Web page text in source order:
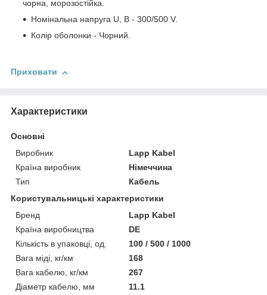
чорна, морозостійка.
Номінальна напруга U, В - 300/500 V.
Колір оболонки - Чорний.
Приховати
Характеристики
Основні
Виробник
Lapp Kabel
Країна виробник
Німеччина
Тип
Кабель
Користувальницькі характеристики
Бренд
Lapp Kabel
Країна виробництва
DE
Кількість в упаковці, од.
100 / 500 / 1000
Вага міді, кг/км
168
Вага кабелю, кг/км
267
Діаметр кабелю, мм
11.1